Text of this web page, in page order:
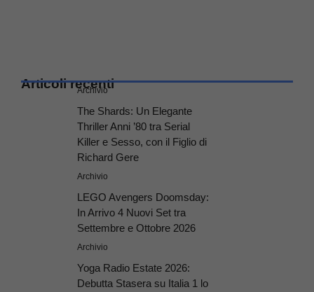
Articoli recenti
Archivio
The Shards: Un Elegante
Thriller Anni ’80 tra Serial
Killer e Sesso, con il Figlio di
Richard Gere
Archivio
LEGO Avengers Doomsday:
In Arrivo 4 Nuovi Set tra
Settembre e Ottobre 2026
Archivio
Yoga Radio Estate 2026:
Debutta Stasera su Italia 1 lo